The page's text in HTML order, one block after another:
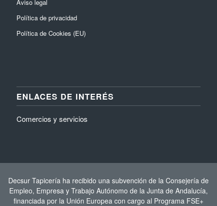
Aviso legal
Política de privacidad
Política de Cookies (EU)
ENLACES DE INTERÉS
Comercios y servicios
Decsur Tapicería ha recibido una subvención de la Consejería de
Empleo, Empresa y Trabajo Autónomo de la Junta de Andalucía,
financiada por la Unión Europea con cargo al Programa FSE+